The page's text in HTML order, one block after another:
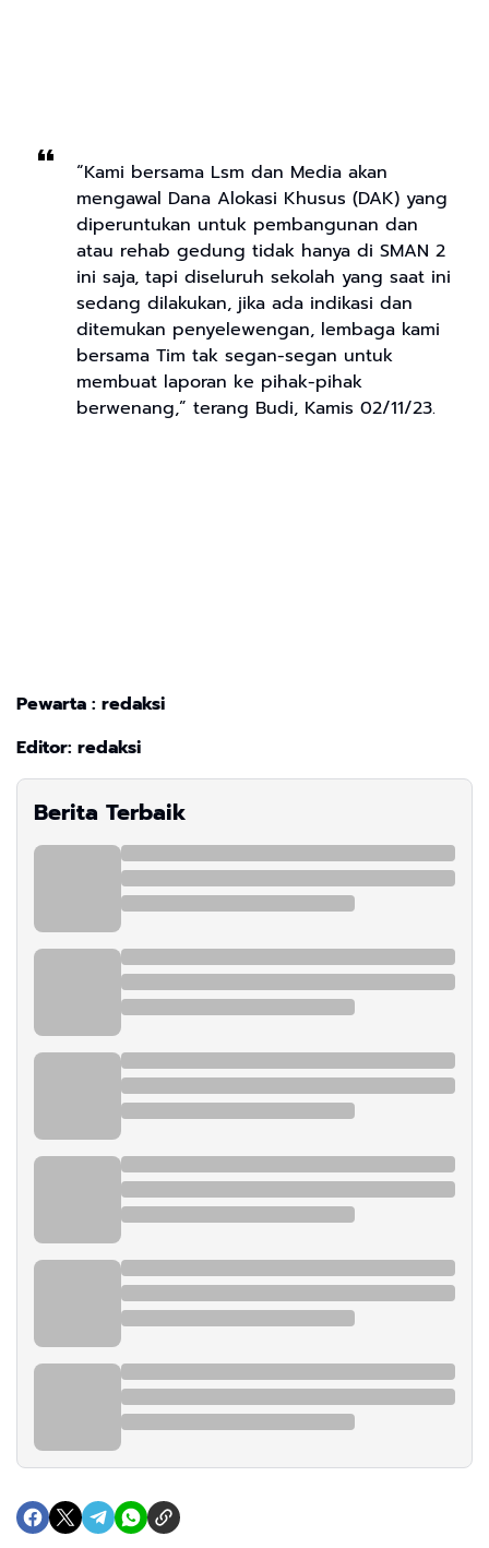
“Kami bersama Lsm dan Media akan
mengawal Dana Alokasi Khusus (DAK) yang
diperuntukan untuk pembangunan dan
atau rehab gedung tidak hanya di SMAN 2
ini saja, tapi diseluruh sekolah yang saat ini
sedang dilakukan, jika ada indikasi dan
ditemukan penyelewengan, lembaga kami
bersama Tim tak segan-segan untuk
membuat laporan ke pihak-pihak
berwenang,” terang Budi, Kamis 02/11/23.
Pewarta : redaksi
Editor: redaksi
Berita Terbaik